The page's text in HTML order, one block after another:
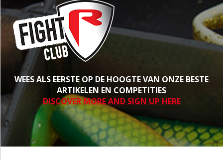
WEES ALS EERSTE OP DE HOOGTE VAN ONZE BESTE
ARTIKELEN EN COMPETITIES
DISCOVER MORE AND SIGN UP HERE